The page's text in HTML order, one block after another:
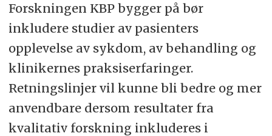
Forskningen KBP bygger på bør
inkludere studier av pasienters
opplevelse av sykdom, av behandling og
klinikernes praksiserfaringer.
Retningslinjer vil kunne bli bedre og mer
anvendbare dersom resultater fra
kvalitativ forskning inkluderes i